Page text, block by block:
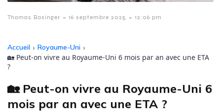
Thomas Bosinger - 16 septembre 2025 - 12:06 pm
Accueil › Royaume-Uni ›
🏡 Peut-on vivre au Royaume-Uni 6 mois par an avec une ETA
?
🏡 Peut-on vivre au Royaume-Uni 6
mois par an avec une ETA ?